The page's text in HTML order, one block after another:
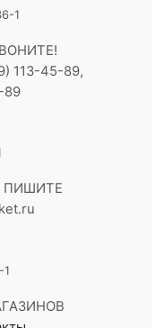
113-45-89,
89
ПИШИТЕ